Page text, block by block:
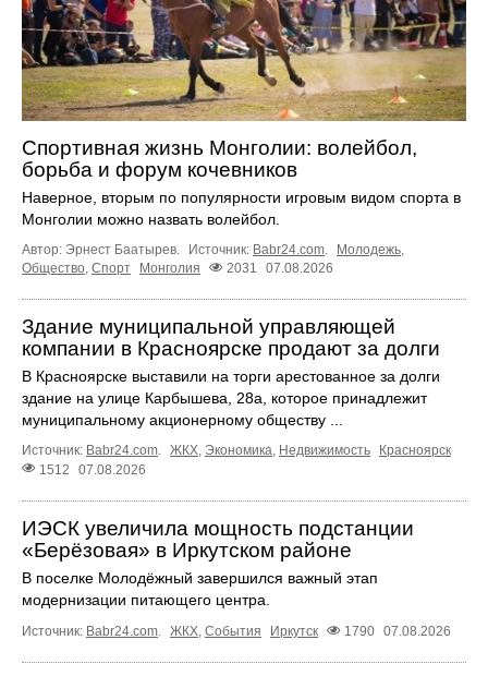
Спортивная жизнь Монголии: волейбол,
борьба и форум кочевников
Наверное, вторым по популярности игровым видом спорта в
Монголии можно назвать волейбол.
Автор: Эрнест Баатырев. Источник: Babr24.com. Молодежь,
Общество, Спорт Монголия 2031 07.08.2026
Здание муниципальной управляющей
компании в Красноярске продают за долги
В Красноярске выставили на торги арестованное за долги
здание на улице Карбышева, 28а, которое принадлежит
муниципальному акционерному обществу ...
Источник: Babr24.com. ЖКХ, Экономика, Недвижимость
Красноярск
1512
07.08.2026
ИЭСК увеличила мощность подстанции
«Берёзовая» в Иркутском районе
В поселке Молодёжный завершился важный этап
модернизации питающего центра.
Источник: Babr24.com ЖКХ События Иркутск 1790 07.08.2026